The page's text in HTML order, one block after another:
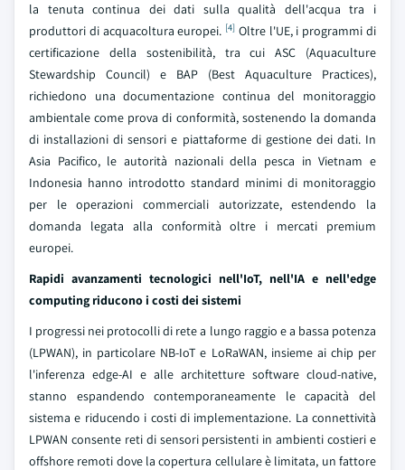
la tenuta continua dei dati sulla qualità dell'acqua tra i
produttori di acquacoltura europei. [4] Oltre l'UE, i programmi di
certificazione della sostenibilità, tra cui ASC (Aquaculture
Stewardship Council) e BAP (Best Aquaculture Practices),
richiedono una documentazione continua del monitoraggio
ambientale come prova di conformità, sostenendo la domanda
di installazioni di sensori e piattaforme di gestione dei dati. In
Asia Pacifico, le autorità nazionali della pesca in Vietnam e
Indonesia hanno introdotto standard minimi di monitoraggio
per le operazioni commerciali autorizzate, estendendo la
domanda legata alla conformità oltre i mercati premium
europei.
Rapidi avanzamenti tecnologici nell'IoT, nell'IA e nell'edge
computing riducono i costi dei sistemi
I progressi nei protocolli di rete a lungo raggio e a bassa potenza
(LPWAN), in particolare NB-IoT e LoRaWAN, insieme ai chip per
l'inferenza edge-AI e alle architetture software cloud-native,
stanno espandendo contemporaneamente le capacità del
sistema e riducendo i costi di implementazione. La connettività
LPWAN consente reti di sensori persistenti in ambienti costieri e
offshore remoti dove la copertura cellulare è limitata, un fattore